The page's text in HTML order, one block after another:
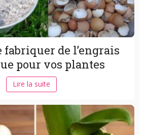
fabriquer de l’engrais
pour vos plantes
Lire la suite